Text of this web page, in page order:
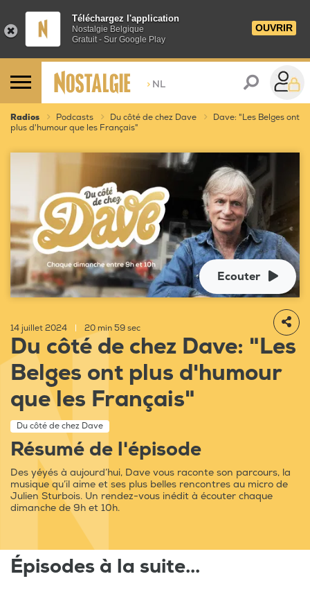
Téléchargez l'application
Nostalgie Belgique
Gratuit - Sur Google Play
OUVRIR
> NL
Radios Podcasts Du côté de chez Dave
Dave: "Les Belges ont
plus d'humour que les Français"
Ecouter
14 juillet 2024 20 min 59 sec
Du côté de chez Dave: "Les
Belges ont plus d'humour
que les Français"
Du côté de chez Dave
Résumé de l'épisode
Des yéyés à aujourd’hui, Dave vous raconte son parcours, la
musique qu’il aime et ses plus belles rencontres au micro de
Julien Sturbois. Un rendez-vous inédit à écouter chaque
dimanche de 9h et 10h.
Épisodes à la suite...